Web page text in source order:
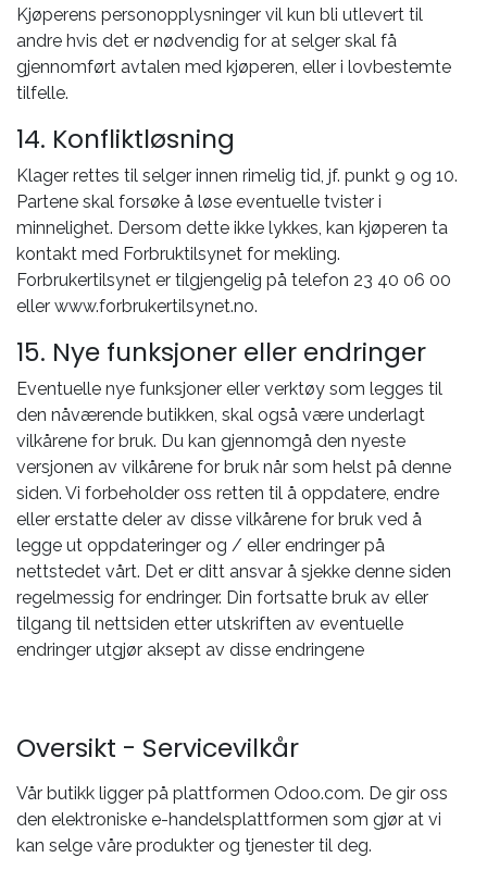
Kjøperens personopplysninger vil kun bli utlevert til
andre hvis det er nødvendig for at selger skal få
gjennomført avtalen med kjøperen, eller i lovbestemte
tilfelle.
14. Konfliktløsning
Klager rettes til selger innen rimelig tid, jf. punkt 9 og 10.
Partene skal forsøke å løse eventuelle tvister i
minnelighet. Dersom dette ikke lykkes, kan kjøperen ta
kontakt med Forbruktilsynet for mekling.
Forbrukertilsynet er tilgjengelig på telefon 23 40 06 00
eller www.forbrukertilsynet.no.
15. Nye funksjoner eller endringer
Eventuelle nye funksjoner eller verktøy som legges til
den nåværende butikken, skal også være underlagt
vilkårene for bruk. Du kan gjennomgå den nyeste
versjonen av vilkårene for bruk når som helst på denne
siden. Vi forbeholder oss retten til å oppdatere, endre
eller erstatte deler av disse vilkårene for bruk ved å
legge ut oppdateringer og / eller endringer på
nettstedet vårt. Det er ditt ansvar å sjekke denne siden
regelmessig for endringer. Din fortsatte bruk av eller
tilgang til nettsiden etter utskriften av eventuelle
endringer utgjør aksept av disse endringene
Oversikt - Servicevilkår
Vår butikk ligger på plattformen Odoo.com. De gir oss
den elektroniske e-handelsplattformen som gjør at vi
kan selge våre produkter og tjenester til deg.